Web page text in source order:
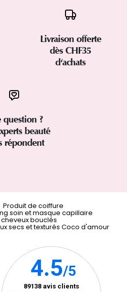
Livraison offerte
dès CHF35
d'achats
question ?
beauté
répondent
Produit de coiffure
soin et masque capillaire
cheveux bouclés
secs et texturés Coco d'amour